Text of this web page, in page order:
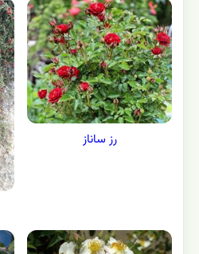
رز ساناز